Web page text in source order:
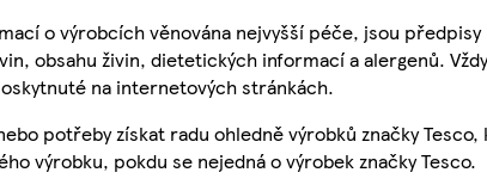
o výrobcích věnována nejvyšší péče, jsou
obsahu živin, dietetických informací a alergenů.
na internetových stránkách.
potřeby získat radu ohledně výrobků značky
výrobku, pokdu se nejedná o výrobek značky Tesco.